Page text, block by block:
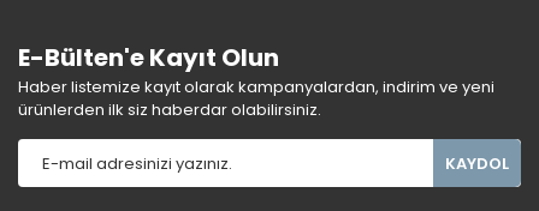
E-Bülten'e Kayıt Olun
Haber listemize kayıt olarak kampanyalardan, indirim ve yeni
ürünlerden ilk siz haberdar olabilirsiniz.
KAYDOL